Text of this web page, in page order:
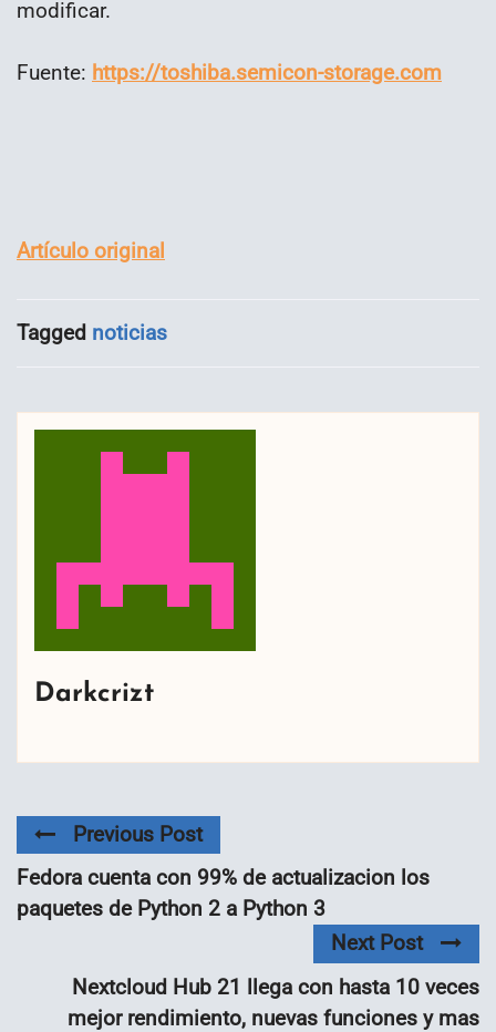
modificar.
Fuente: https://toshiba.semicon-storage.com
Artículo original
Tagged noticias
Darkcrizt
Previous Post
Fedora cuenta con 99% de actualizacion los
paquetes de Python 2 a Python 3
Next Post
Nextcloud Hub 21 llega con hasta 10 veces
mejor rendimiento, nuevas funciones y mas